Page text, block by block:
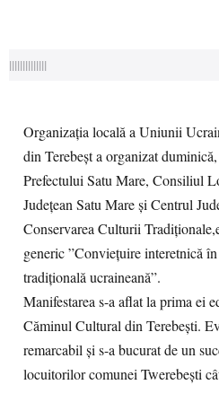
||||||||||||||
Organizația locală a Uniunii
din Terebeșt a organizat
Prefectului Satu Mare, Consiliul
Județean Satu Mare și Centrul
Conservarea Culturii
generic ”Conviețuire interetnică
tradițională ucraineană”.
Manifestarea s-a aflat la prima ei
Căminul Cultural din Terebești.
remarcabil și s-a bucurat de un
locuitorilor comunei Twerebești